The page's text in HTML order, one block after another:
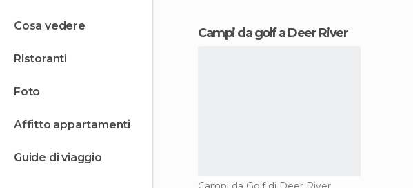
cosa vedere
ristoranti
foto
affitto appartamenti
guide di viaggio
campi da golf a Deer River